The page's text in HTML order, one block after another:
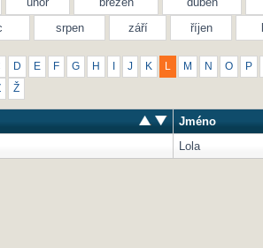
srpen září říjen
D E F G H J K M N O P
Ž
Jméno
Lola